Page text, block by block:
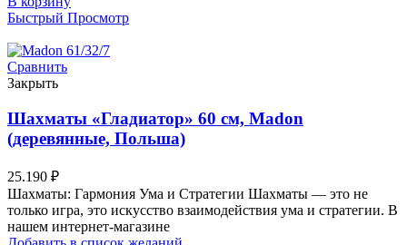
Быстрый Просмотр
Сравнить
Закрыть
Шахматы «Гладиатор» 60 см, Madon
(деревянные, Польша)
25.190 ₽
Шахматы: Гармония Ума и Стратегии Шахматы — это не
только игра, это искусство взаимодействия ума и стратегии. В
нашем интернет-магазине